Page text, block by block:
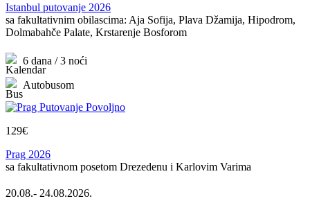
Istanbul putovanje 2026
sa fakultativnim obilascima: Aja Sofija, Plava Džamija, Hipodrom,
Dolmabahče Palate, Krstarenje Bosforom
6 dana / 3 noći
Autobusom
129€
Prag 2026
sa fakultativnom posetom Drezedenu i Karlovim Varima
20.08.- 24.08.2026.